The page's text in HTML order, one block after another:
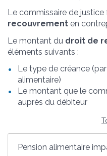
Le commissaire de justice
recouvrement en
Le montant du droit de
éléments suivants :
Le type de créance
alimentaire)
Le montant que le
auprès du débiteur
Pension alimentaire